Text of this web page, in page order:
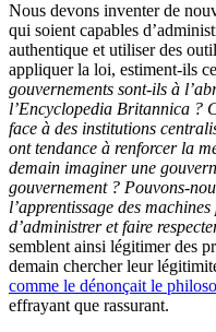
Nous devons inventer de
qui soient capables
authentique et utiliser des
appliquer la loi, estiment-ils
gouvernements sont-ils à
l’Encyclopedia Britannica ?
face à des institutions
ont tendance à renforcer la
demain imaginer une
gouvernement ? Pouvons-
l’apprentissage des
d’administrer et faire
semblent ainsi légitimer des
demain chercher leur
comme le dénonçait le
effrayant que rassurant.